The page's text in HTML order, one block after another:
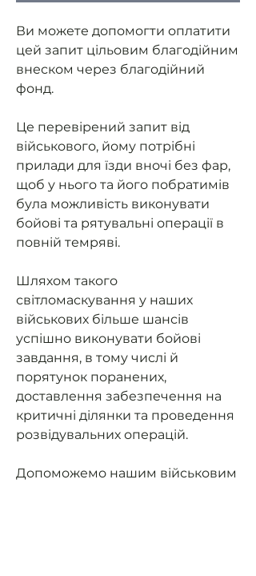
Ви можете допомогти оплатити
цей запит цільовим благодійним
внеском через благодійний
фонд.
Це перевірений запит від
військового, йому потрібні
прилади для їзди вночі без фар,
щоб у нього та його побратимів
була можливість виконувати
бойові та рятувальні операції в
повній темряві.
Шляхом такого
світломаскування у наших
військових більше шансів
успішно виконувати бойові
завдання, в тому числі й
порятунок поранених,
доставлення забезпечення на
критичні ділянки та проведення
розвідувальних операцій.
Допоможемо нашим військовим